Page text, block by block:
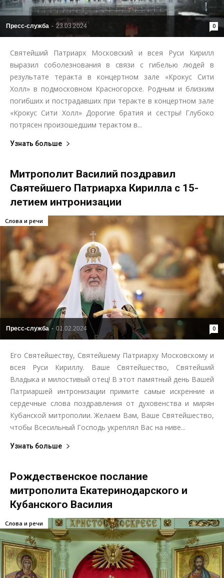
Пресс-служба - 23.03.2024 0
Святейший Патриарх Московский и всея Руси Кирилл
выразил соболезнования в связи с гибелью людей в
результате теракта в концертном зале «Крокус Сити
Холл» в подмосковном Красногорске. Родным и близким
погибших и пострадавших при теракте в концертном зале
«Крокус Сити Холл» Дорогие братия и сестры! Глубоко
потрясен произошедшим терактом в...
Узнать больше
Митрополит Василий поздравил
Святейшего Патриарха Кирилла с 15-
летием интронизации
Пресс-служба - 01.02.2024 0
Слова и речи
Его Святейшеству, Святейшему Патриарху Московскому и
всея Руси Кириллу. Ваше Святейшество, Святейший
Владыка и милостивый отец! В этот памятный день Вашей
Патриаршей интронизации примите самые искренние и
сердечные слова поздравления от духовенства и мирян
Кубанской митрополии. Желаем Вам, Ваше Святейшество,
чтобы Всесильный Господь укреплял Вас на ниве...
Узнать больше
Рождественское послание
митрополита Екатеринодарского и
Кубанского Василия
Слова и речи